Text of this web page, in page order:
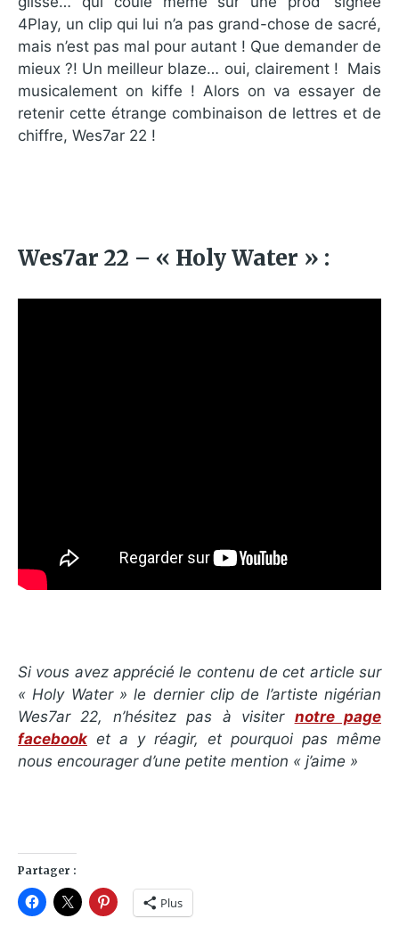
4Play, un clip qui lui n’a pas grand-chose de sacré,
mais n’est pas mal pour autant ! Que demander de
mieux ?! Un meilleur blaze… oui, clairement ! Mais
musicalement on kiffe ! Alors on va essayer de
retenir cette étrange combinaison de lettres et de
chiffre, Wes7ar 22 !
Wes7ar 22 – « Holy Water » :
Si vous avez apprécié le contenu de cet article sur
« Holy Water » le dernier clip de l’artiste nigérian
Wes7ar 22, n’hésitez pas à visiter notre page
facebook et a y réagir, et pourquoi pas même
nous encourager d’une petite mention « j’aime »
Partager :
Plus